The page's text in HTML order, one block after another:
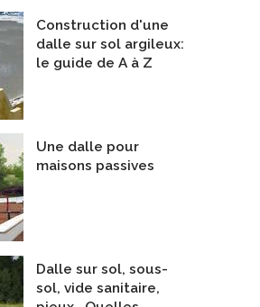
Construction d'une
dalle sur sol argileux:
le guide de A à Z
Une dalle pour
maisons passives
Dalle sur sol, sous-
sol, vide sanitaire,
Système ISO-SLAB 18po